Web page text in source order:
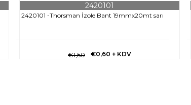
2420101 -Thorsman İzole Bant 19mmx20mt sarı
2420101
€0,60 + KDV
€1,50